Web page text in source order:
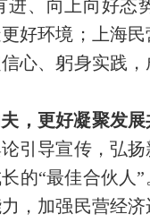
、向上向好态
好环境；上海
心、躬身实践
，更好凝聚发展
引导宣传，弘
的“最佳合伙人”
，加强民营经